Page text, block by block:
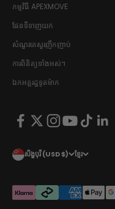
កម្មវិធី APEXMOVE
ផែនទីទាញយក
សំណួរគេសួរញឹកញាប់
ការពិនិត្យទាំងអស់។
ឯកអគ្គរដ្ឋទូតម៉ាក
សិង្ហបុរី (USD $) ខ្មែរ